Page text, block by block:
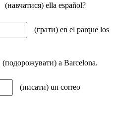
(навчатися) ella español?
(грати) en el parque los
(подорожувати) a Barcelona.
(писати) un correo